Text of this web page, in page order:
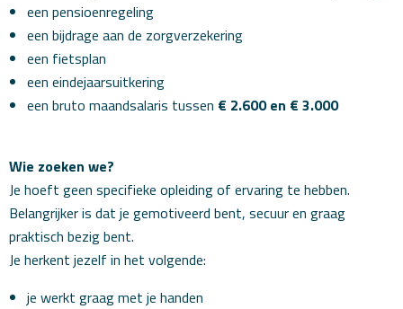
een pensioenregeling
een bijdrage aan de zorgverzekering
een fietsplan
een eindejaarsuitkering
een bruto maandsalaris tussen € 2.600 en € 3.000
Wie zoeken we?
Je hoeft geen specifieke opleiding of ervaring te hebben.
Belangrijker is dat je gemotiveerd bent, secuur en graag
praktisch bezig bent.
Je herkent jezelf in het volgende:
je werkt graag met je handen